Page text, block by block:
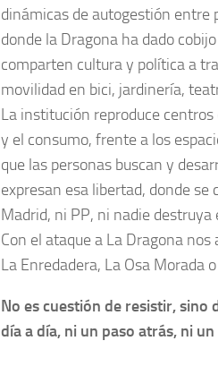
dinámicas de autogestión entre
donde la Dragona ha dado
comparten cultura y política a
movilidad en bici, jardinería,
La institución reproduce
y el consumo, frente a los
que las personas buscan y
expresan esa libertad, donde
Madrid, ni PP, ni nadie destruya
Con el ataque a La Dragona
La Enredadera, La Osa Morada
No es cuestión de resistir,
día a día, ni un paso atrás, ni